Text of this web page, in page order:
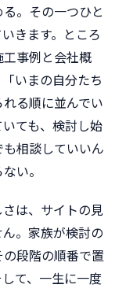
。その一つひと
きます。ところ
事例と会社概
いまの自分たち
る順に並んでい
ても、検討し始
相談していいん
い。
は、サイトの見
。家族が検討の
段階の順番で置
て、一生に一度